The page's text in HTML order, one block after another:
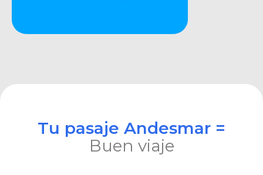
Tu pasaje Andesmar =
Buen viaje